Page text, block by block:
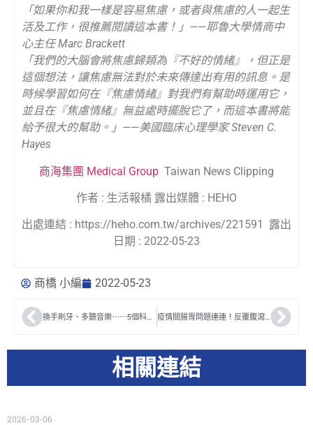
「如果你和我一樣是容易焦慮，或者與焦慮的人一起生
活及工作，很推薦閱讀這本書！」——耶魯大學情商中
心主任 Marc Brackett
「我們的大腦會將焦慮歸類為『不好的情緒』，但正是
這個想法，讓焦慮無法對於未來傳達出有用的訊息。是
時候學習如何在『焦慮情緒』對我們有幫助時運用它，
並且在『焦慮情緒』無益處時擺脫它了，而這本書將能
給予很大的幫助。」——美國臨床心理學家 Steven C.
Hayes
商海集團 Medical Group Taiwan News Clipping
作者 : 生活報橘 露出媒體 : HEHO
出處連結 : https://heho.com.tw/archives/221591 露出
日期 : 2022-05-23
商橋 小編 2022-05-23
疫情間腸胃問題連連！反覆腹瀉、便秘？改善腸躁症靠「低腹敏飲食」
相關連結
2026-03-06